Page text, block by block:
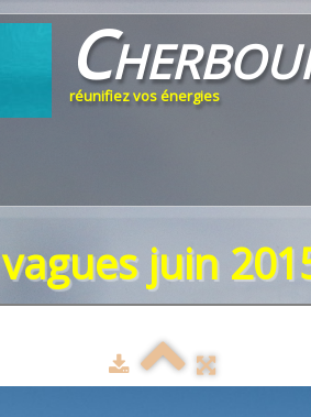
réunifiez vos énergies
vagues juin